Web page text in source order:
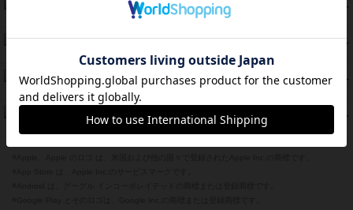
PT
12件の投稿
45 PT
海兵隊
45 PT
Bitter End ブタペスト救出作戦
紹介文なし 1件の投稿
PT
紹介文あり 10件の投稿